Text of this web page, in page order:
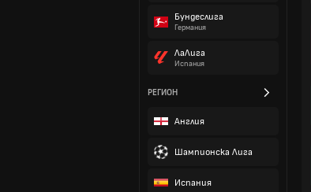
Бундеслига
Германия
ЛаЛига
Испания
РЕГИОН
Англия
Шампионска Лига
Испания